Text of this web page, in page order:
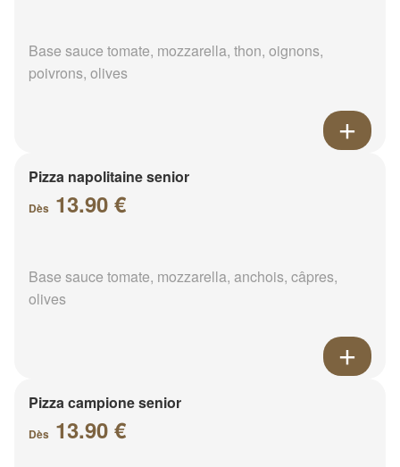
Base sauce tomate, mozzarella, thon, oignons,
poivrons, olives
Pizza napolitaine senior
Dès 13.90 €
Base sauce tomate, mozzarella, anchois, câpres,
olives
Pizza campione senior
Dès 13.90 €